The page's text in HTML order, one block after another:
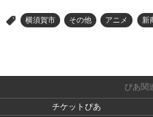
> 横須賀市 その他 アニメ 新
ぴあ関
チケットぴあ